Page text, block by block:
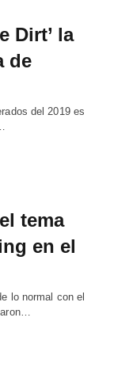
Dirt’ la
de
del 2019 es
tema
en el
lo normal con el